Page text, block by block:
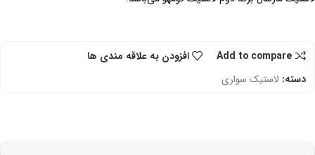
Add to compare
افزودن به علاقه مندی ها
دسته: لاستیک سواری